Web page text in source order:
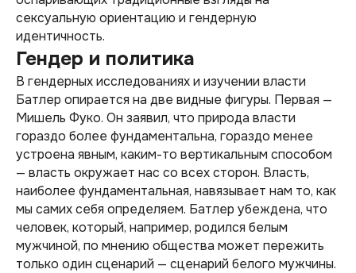
сексуальную ориентацию и гендерную
идентичность.
Гендер и политика
В гендерных исследованиях и изучении власти
Батлер опирается на две видные фигуры. Первая —
Мишель Фуко. Он заявил, что природа власти
гораздо более фундаментальна, гораздо менее
устроена явным, каким-то вертикальным способом
— власть окружает нас со всех сторон. Власть,
наиболее фундаментальная, навязывает нам то, как
мы самих себя определяем. Батлер убеждена, что
человек, который, например, родился белым
мужчиной, по мнению общества может пережить
только один сценарий — сценарий белого мужчины.